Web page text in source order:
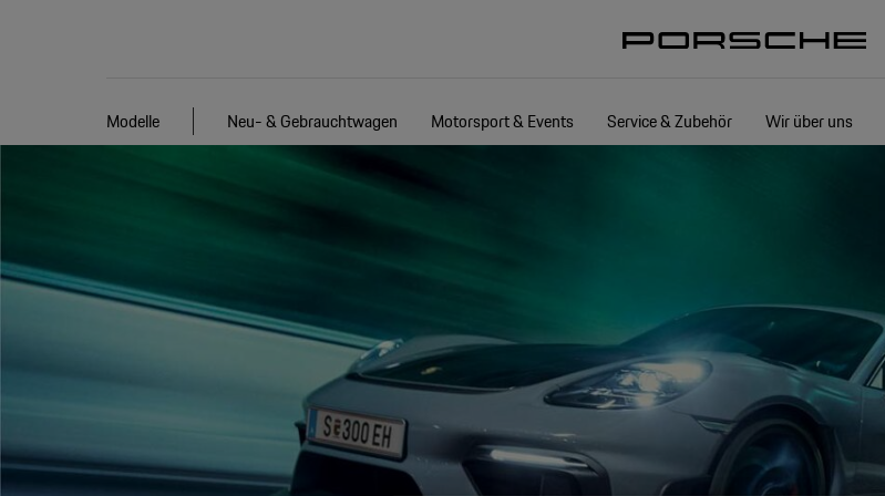
Modelle Neu- & Gebrauchtwagen Motorsport & Events Service & Zubehör Wir über uns